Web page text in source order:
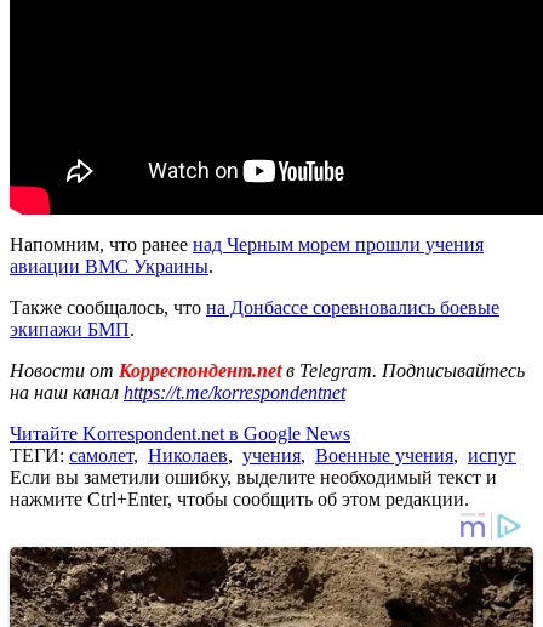
Напомним, что ранее над Черным морем прошли учения
авиации ВМС Украины.
Также сообщалось, что на Донбассе соревновались боевые
экипажи БМП.
Новости от Корреспондент.netв Telegram. Подписывайтесь
на наш канал https://t.me/korrespondentnet
Читайте Korrespondent.net в Google News
ТЕГИ: самолет, Николаев, учения, Военные учения, испуг
Если вы заметили ошибку, выделите необходимый текст и
нажмите Ctrl+Enter, чтобы сообщить об этом редакции.